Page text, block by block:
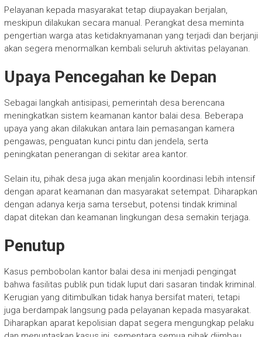
Pelayanan kepada masyarakat tetap diupayakan berjalan,
meskipun dilakukan secara manual. Perangkat desa meminta
pengertian warga atas ketidaknyamanan yang terjadi dan berjanji
akan segera menormalkan kembali seluruh aktivitas pelayanan.
Upaya Pencegahan ke Depan
Sebagai langkah antisipasi, pemerintah desa berencana
meningkatkan sistem keamanan kantor balai desa. Beberapa
upaya yang akan dilakukan antara lain pemasangan kamera
pengawas, penguatan kunci pintu dan jendela, serta
peningkatan penerangan di sekitar area kantor.
Selain itu, pihak desa juga akan menjalin koordinasi lebih intensif
dengan aparat keamanan dan masyarakat setempat. Diharapkan
dengan adanya kerja sama tersebut, potensi tindak kriminal
dapat ditekan dan keamanan lingkungan desa semakin terjaga.
Penutup
Kasus pembobolan kantor balai desa ini menjadi pengingat
bahwa fasilitas publik pun tidak luput dari sasaran tindak kriminal.
Kerugian yang ditimbulkan tidak hanya bersifat materi, tetapi
juga berdampak langsung pada pelayanan kepada masyarakat.
Diharapkan aparat kepolisian dapat segera mengungkap pelaku